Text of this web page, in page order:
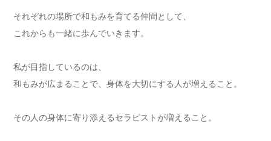
それぞれの場所で和もみを育てる仲間として、
これからも一緒に歩んでいきます。
私が目指しているのは、
和もみが広まることで、身体を大切にする人が増えること。
その人の身体に寄り添えるセラピストが増えること。